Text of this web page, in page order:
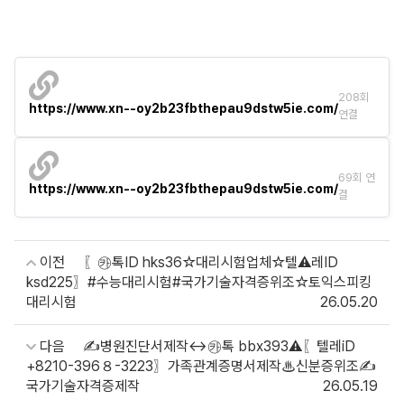
https://www.xn--oy2b23fbthepau9dstw5ie.com/
208회
연결
https://www.xn--oy2b23fbthepau9dstw5ie.com/
69회 연
결
이전
〖㉸톡ID hks36☆대리시험업체☆텔⚠️레ID
ksd225〗#수능대리시험#국가기술자격증위조☆토익스피킹
대리시험
26.05.20
다음
✍병원진단서제작↔㉸톡 bbx393⚠️〖텔레iD
+8210-396８-3223〗가족관계증명서제작♨신분증위조✍
국가기술자격증제작
26.05.19